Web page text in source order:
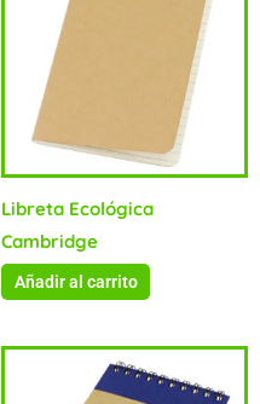
Libreta Ecológica
Cambridge
Añadir al carrito